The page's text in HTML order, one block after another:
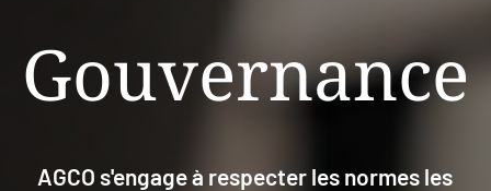
Gouvernance
AGCO s'engage à respecter les normes les